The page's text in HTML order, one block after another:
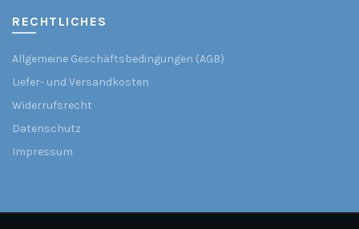
RECHTLICHES
Allgemeine Geschäftsbedingungen (AGB)
Liefer- und Versandkosten
Widerrufsrecht
Datenschutz
Impressum